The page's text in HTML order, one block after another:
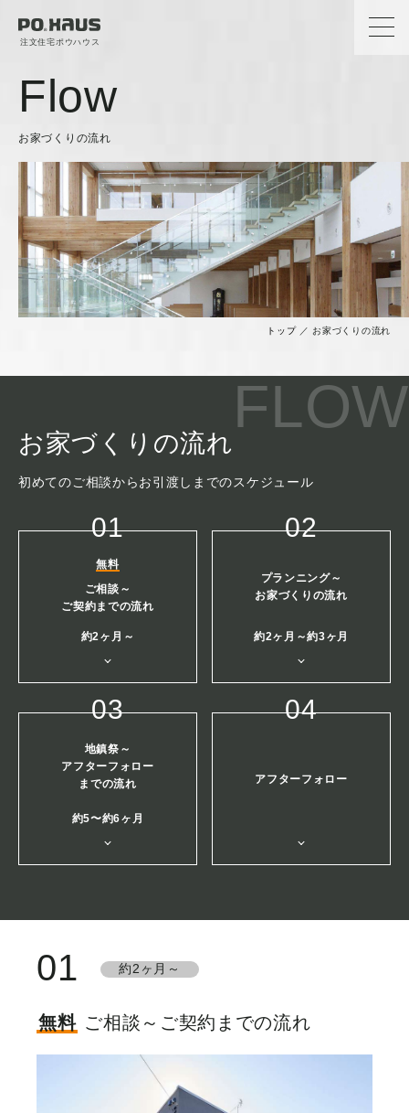
注文住宅ポウハウス
Flow
お家づくりの流れ
トップ／ お家づくりの流れ
お家づくりの流れ
初めてのご相談からお引渡しまでのスケジュール
01
無料
ご相談～
ご契約までの流れ
約2ヶ月～
02
プランニング～
お家づくりの流れ
約2ヶ月～約3ヶ月
03
地鎮祭～
アフターフォロー
までの流れ
約5〜約6ヶ月
04
アフターフォロー
01 約2ヶ月～
無料 ご相談～ご契約までの流れ